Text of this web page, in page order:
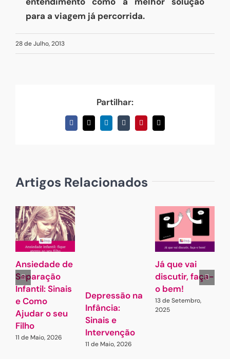
para a viagem já percorrida.
28 de Julho, 2013
Partilhar:
Facebook
X LinkedInTumblrPinterestEmail
(necessário
Artigos Relacionados
Ansiedade de
Separação
Infantil: Sinais
e Como
Ajudar o seu
Filho
11 de Maio, 2026
Depressão na
Infância:
Sinais e
Intervenção
11 de Maio, 2026
Já que vai
discutir, faça-
o bem!
13 de Setembro,
2025